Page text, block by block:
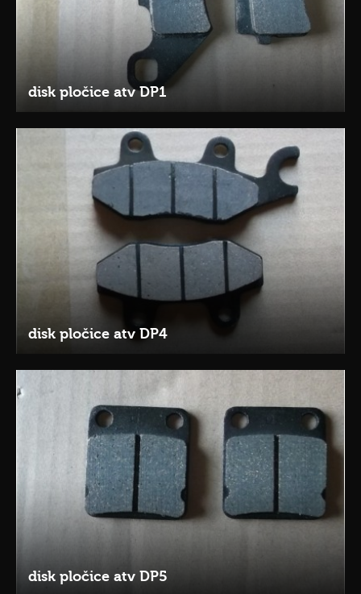
disk pločice atv DP1
disk pločice atv DP4
disk pločice atv DP5